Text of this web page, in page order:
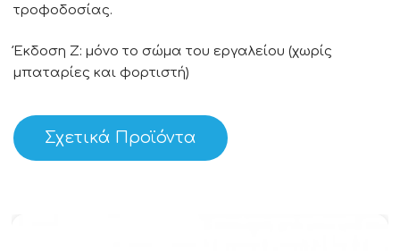
τροφοδοσίας.
Έκδοση Ζ: μόνο το σώμα του εργαλείου (χωρίς
μπαταρίες και φορτιστή)
Σχετικά Προϊόντα